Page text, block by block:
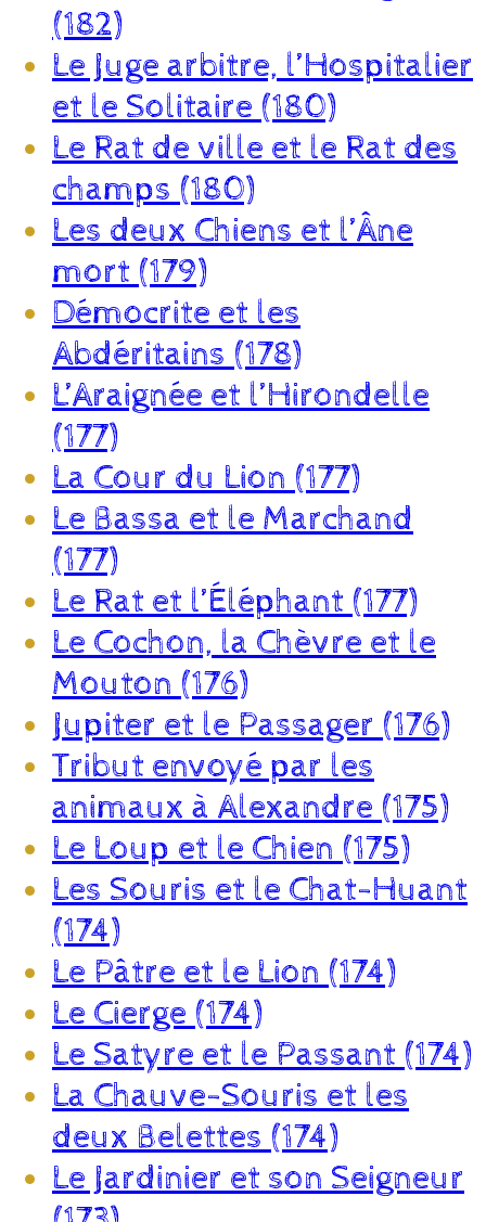
(182)
Le Juge arbitre, l’Hospitalier
et le Solitaire (180)
Le Rat de ville et le Rat des
champs (180)
Les deux Chiens et l’Âne
mort (179)
Démocrite et les
Abdéritains (178)
L’Araignée et l’Hirondelle
(177)
La Cour du Lion (177)
Le Bassa et le Marchand
(177)
Le Rat et l’Éléphant (177)
Le Cochon, la Chèvre et le
Mouton (176)
Jupiter et le Passager (176)
Tribut envoyé par les
animaux à Alexandre (175)
Le Loup et le Chien (175)
Les Souris et le Chat-Huant
(174)
Le Pâtre et le Lion (174)
Le Cierge (174)
Le Satyre et le Passant (174)
La Chauve-Souris et les
deux Belettes (174)
Le Jardinier et son Seigneur